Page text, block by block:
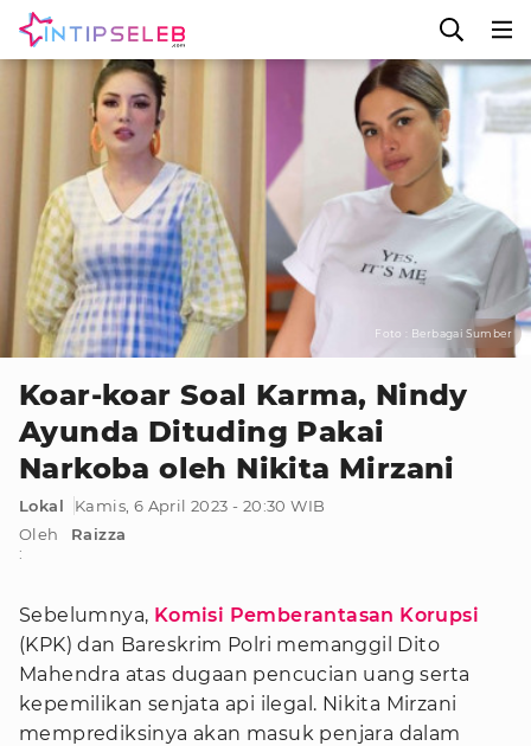
Foto : Berbagai Sumber
Koar-koar Soal Karma, Nindy
Ayunda Dituding Pakai
Narkoba oleh Nikita Mirzani
Lokal
Kamis, 6 April 2023 - 20:30 WIB
Oleh
:
Raizza
Sebelumnya, Komisi Pemberantasan Korupsi
(KPK) dan Bareskrim Polri memanggil Dito
Mahendra atas dugaan pencucian uang serta
kepemilikan senjata api ilegal. Nikita Mirzani
memprediksinya akan masuk penjara dalam